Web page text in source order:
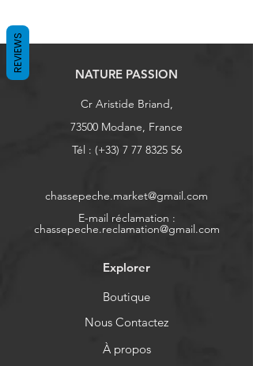
NATURE PASSION
Cr Aristide Briand,
73500 Modane, France
Tél : (+33) 7 77 8325 56
chassepeche.market@gmail.com
E-mail réclamation :
chassepeche.reclamation@gmail.com
Explorer
Boutique
Nous Contactez
À propos
REVIEWS